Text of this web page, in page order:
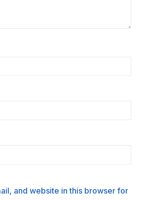
and website in this browser for